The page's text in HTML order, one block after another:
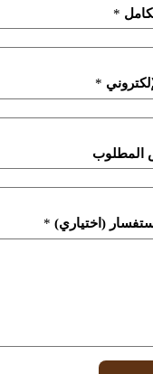
*
*
المطلوب
(اختياري) *